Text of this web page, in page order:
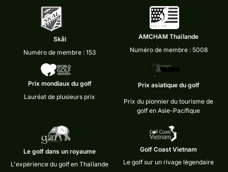
Skål
Numéro de membre : 153
AMCHAM Thaïlande
Numéro de membre : 5008
Prix mondiaux du golf
Lauréat de plusieurs prix
Prix asiatique du golf
Prix du pionnier du tourisme de
golf en Asie-Pacifique
Le golf dans un royaume
L'expérience du golf en Thaïlande
Golf Coast Vietnam
Le golf sur un rivage légendaire